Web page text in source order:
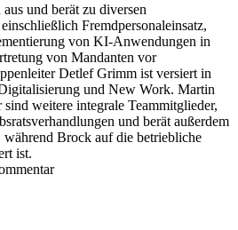
und berät zu diversen
Fremdpersonaleinsatz,
von KI-Anwendungen in
von Mandanten vor
Detlef Grimm ist versiert in
und New Work. Martin
weitere integrale Teammitglieder,
und berät außerdem
während Brock auf die betriebliche
ist.